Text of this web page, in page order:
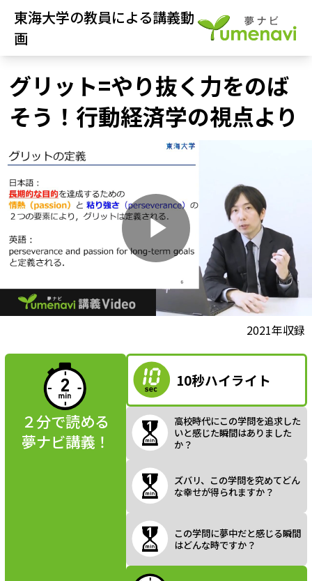
東海大学の教員による講義動
画
グリット=やり抜く力をのば
そう！行動経済学の視点より
P
a
y
V
2021年収録
２分で読める
夢ナビ講義！
10秒ハイライト
高校時代にこの学問を追求した
いと感じた瞬間はありました
か？
ズバリ、この学問を究めてどん
な幸せが得られますか？
この学問に夢中だと感じる瞬間
はどんな時ですか？